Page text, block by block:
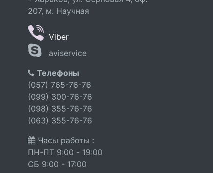
207, м. Научная
Viber
aviservice
Телефоны
(057) 765-76-76
(099) 300-76-76
(098) 355-76-76
(063) 355-76-76
Часы работы :
ПН-ПТ 9:00 - 19:00
СБ 9:00 - 17:00